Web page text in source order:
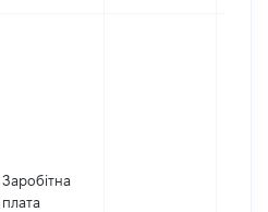
Заробітна
плата